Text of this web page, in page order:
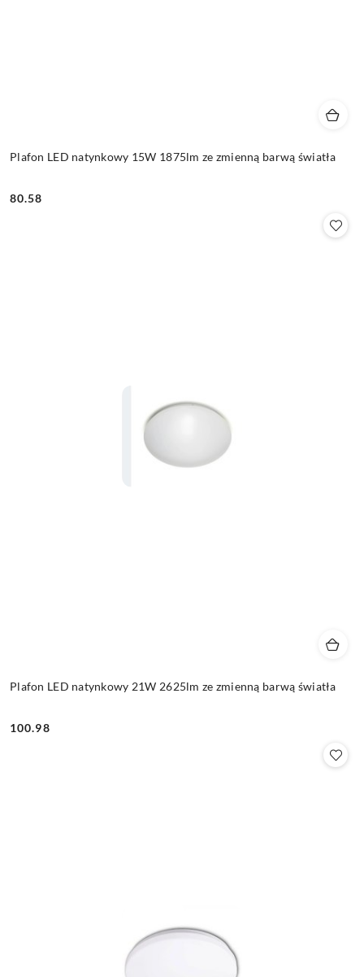
Plafon LED natynkowy 15W 1875lm ze zmienną barwą światła
Cena:
80.58
Plafon LED natynkowy 21W 2625lm ze zmienną barwą światła
Cena:
100.98